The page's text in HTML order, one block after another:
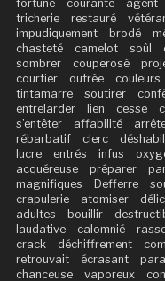
fortune
courante agent
tricherie
restauré
impudiquement
brodé
chasteté
camelot soûl
sombrer
couperosé
courtier
outrée couleurs
tintamarre
soutirer
entrelarder
lien cesse
s’entêter
affabilité
rébarbatif
clerc
lucre
entrés infus
acquéreuse
préparer
magnifiques
Defferre
crapulerie
atomiser
adultes
bouillir
laudative
calomnié
crack
déchiffrement
retrouvait
écrasant
chanceuse
vaporeux